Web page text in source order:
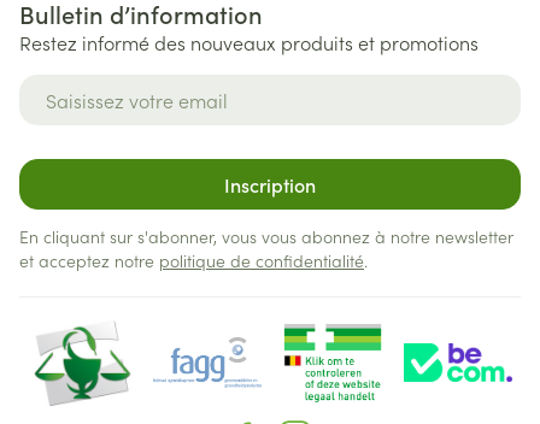
Bulletin d’information
Restez informé des nouveaux produits et promotions
Inscription
En cliquant sur s'abonner, vous vous abonnez à notre newsletter
et acceptez notre politique de confidentialité.